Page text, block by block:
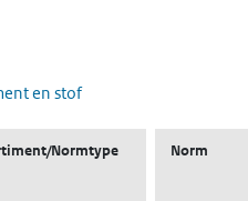
en stof
Normtype Norm